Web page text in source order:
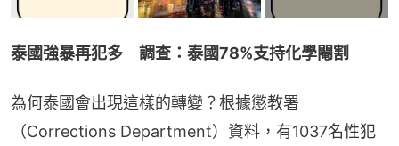
泰國強暴再犯多　調查：泰國78%支持化學閹割
為何泰國會出現這樣的轉變？根據懲教署
（Corrections Department）資料，有1037名性犯